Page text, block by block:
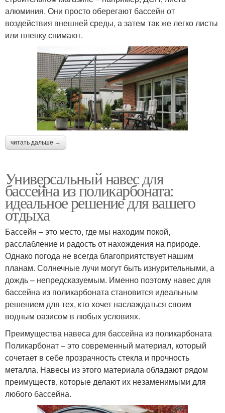
алюминия. Они просто оберегают бассейн от
воздействия внешней среды, а затем так же легко листы
или пленку снимают.
читать дальше →
Универсальный навес для
бассейна из поликарбоната:
идеальное решение для вашего
отдыха
Бассейн – это место, где мы находим покой,
расслабление и радость от нахождения на природе.
Однако погода не всегда благоприятствует нашим
планам. Солнечные лучи могут быть изнурительными, а
дождь – непредсказуемым. Именно поэтому навес для
бассейна из поликарбоната становится идеальным
решением для тех, кто хочет наслаждаться своим
водным оазисом в любых условиях.
Преимущества навеса для бассейна из поликарбоната
Поликарбонат – это современный материал, который
сочетает в себе прозрачность стекла и прочность
металла. Навесы из этого материала обладают рядом
преимуществ, которые делают их незаменимыми для
любого бассейна.